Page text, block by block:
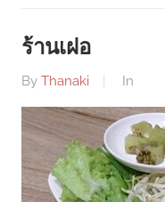
ร้านเฝอ
By Thanaki In